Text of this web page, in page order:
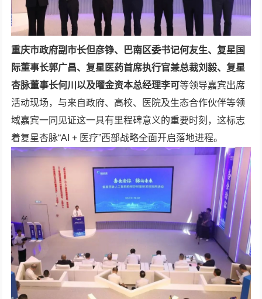
重庆市政府副市长但彦铮、巴南区委书记何友生、复星国
际董事长郭广昌、复星医药首席执行官兼总裁刘毅、复星
杏脉董事长何川以及曜金资本总经理李可等领导嘉宾出席
活动现场，与来自政府、高校、医院及生态合作伙伴等领
域嘉宾一同见证这一具有里程碑意义的重要时刻，这标志
着复星杏脉“AI + 医疗”西部战略全面开启落地进程。